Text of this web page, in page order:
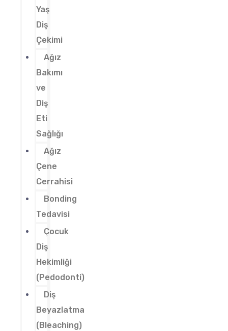
Yaş
Diş
Çekimi
Ağız
Bakımı
ve
Diş
Eti
Sağlığı
Ağız
Çene
Cerrahisi
Bonding
Tedavisi
Çocuk
Diş
Hekimliği
(Pedodonti)
Diş
Beyazlatma
(Bleaching)